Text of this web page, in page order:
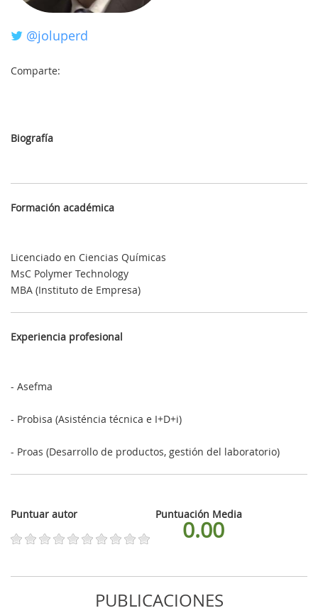
CLUB
AUTORES
FAQ
Comparte:
@joluperd
Comparte:
Biografía
Formación académica
Licenciado en Ciencias Químicas
MsC Polymer Technology
MBA (Instituto de Empresa)
Experiencia profesional
- Asefma
- Probisa (Asisténcia técnica e I+D+i)
- Proas (Desarrollo de productos, gestión del laboratorio)
Puntuar autor Puntuación Media
0.00
PUBLICACIONES